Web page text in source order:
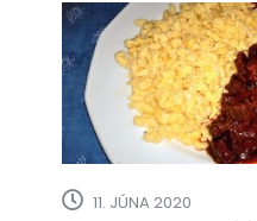
11. JÚNA 2020